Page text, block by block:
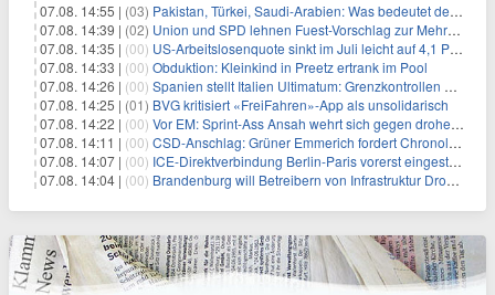
07.08. 14:55 | (03) Pakistan, Türkei, Saudi-Arabien: Was bedeutet der neue Pakt?
07.08. 14:39 | (02) Union und SPD lehnen Fuest-Vorschlag zur Mehrwertsteuer ab
07.08. 14:35 | (00) US-Arbeitslosenquote sinkt im Juli leicht auf 4,1 Prozent
07.08. 14:33 | (00) Obduktion: Kleinkind in Preetz ertrank im Pool
07.08. 14:26 | (00) Spanien stellt Italien Ultimatum: Grenzkontrollen beenden
07.08. 14:25 | (01) BVG kritisiert «FreiFahren»-App als unsolidarisch
07.08. 14:22 | (00) Vor EM: Sprint-Ass Ansah wehrt sich gegen drohende Sperre
07.08. 14:11 | (00) CSD-Anschlag: Grüner Emmerich fordert Chronologie von Dobrindt
07.08. 14:07 | (00) ICE-Direktverbindung Berlin-Paris vorerst eingestellt
07.08. 14:04 | (00) Brandenburg will Betreibern von Infrastruktur Drohnenabwehr erlauben